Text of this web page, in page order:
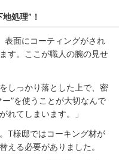
処理”！
表面にコーティングがされ
す。ここが職人の腕の見せ
しっかり落とした上で、密
”を使うことが大切なんで
れてしまいます。」
T様邸ではコーキング材が
える必要がありました。